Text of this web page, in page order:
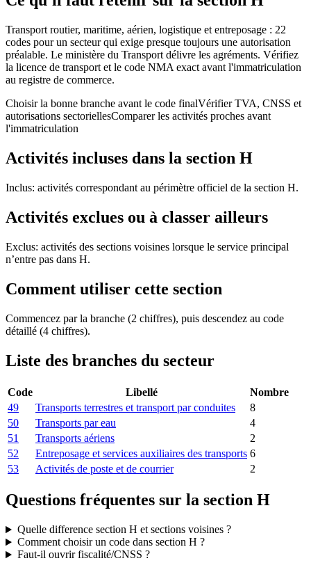
Transport routier, maritime, aérien, logistique et entreposage : 22
codes pour un secteur qui exige presque toujours une autorisation
préalable. Le ministère du Transport délivre les agréments. Vérifiez
la licence de transport et le code NMA exact avant l'immatriculation
au registre de commerce.
Choisir la bonne branche avant le code finalVérifier TVA, CNSS et
autorisations sectoriellesComparer les activités proches avant
l'immatriculation
Activités incluses dans la section H
Inclus: activités correspondant au périmètre officiel de la section H.
Activités exclues ou à classer ailleurs
Exclus: activités des sections voisines lorsque le service principal
n’entre pas dans H.
Comment utiliser cette section
Commencez par la branche (2 chiffres), puis descendez au code
détaillé (4 chiffres).
Liste des branches du secteur
Code Libellé
Nombre
49
Transports terrestres et transport par conduites
8
50
Transports par eau
4
51
Transports aériens
2
52
Entreposage et services auxiliaires des transports 6
53
Activités de poste et de courrier 2
Questions fréquentes sur la section H
Quelle difference section H et sections voisines ?
Comment choisir un code dans section H ?
Faut-il ouvrir fiscalité/CNSS ?